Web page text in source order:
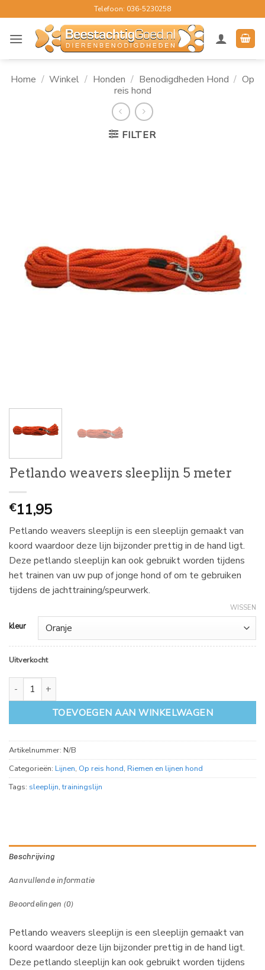
naar
inhoud
Telefoon: 036-5230258
Home / Winkel / Honden / Benodigdheden Hond / Op
reis hond
FILTER
Petlando weavers sleeplijn 5 meter
€11,95
Petlando weavers sleeplijn is een sleeplijn gemaakt van
koord waardoor deze lijn bijzonder prettig in de hand ligt.
Deze petlando sleeplijn kan ook gebruikt worden tijdens
het trainen van uw pup of jonge hond of om te gebruiken
tijdens de jachttraining/speurwerk.
kleur
WISSEN
Uitverkocht
Petlando weavers sleeplijn 5 meter aantal
TOEVOEGEN AAN WINKELWAGEN
Artikelnummer: N/B
Categorieën: Lijnen, Op reis hond, Riemen en lijnen hond
Tags: sleeplijn,trainingslijn
Beschrijving
Aanvullende informatie
Beoordelingen (0)
Petlando weavers sleeplijn is een sleeplijn gemaakt van
koord waardoor deze lijn bijzonder prettig in de hand ligt.
Deze petlando sleeplijn kan ook gebruikt worden tijdens